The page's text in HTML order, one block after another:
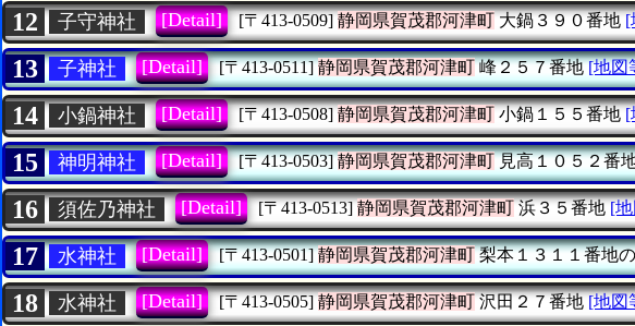
12 子守神社 [Detail] [〒413-0509] 静岡県賀茂郡河津町大鍋３９０番地 [
13 子神社 [Detail] [〒413-0511] 静岡県賀茂郡河津町峰２５７番地 [地図
14 小鍋神社 [Detail] [〒413-0508] 静岡県賀茂郡河津町小鍋１５５番地 [
15 神明神社 [Detail] [〒413-0503] 静岡県賀茂郡河津町見高１０５２番
16 須佐乃神社 [Detail] [〒413-0513] 静岡県賀茂郡河津町浜３５番地 [
17 水神社 [Detail] [〒413-0501] 静岡県賀茂郡河津町梨本１３１１番地
18 水神社 [Detail] [〒413-0505] 静岡県賀茂郡河津町沢田２７番地 [地図